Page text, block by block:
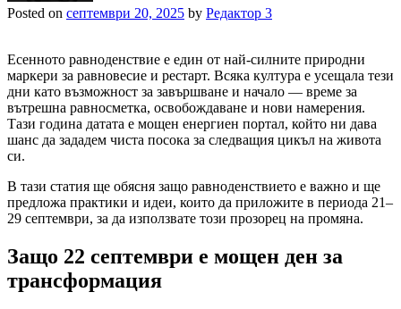
Posted on септември 20, 2025 by Редактор 3
Есенното равноденствие е един от най-силните природни
маркери за равновесие и рестарт. Всяка култура е усещала тези
дни като възможност за завършване и начало — време за
вътрешна равносметка, освобождаване и нови намерения.
Тази година датата е мощен енергиен портал, който ни дава
шанс да зададем чиста посока за следващия цикъл на живота
си.
В тази статия ще обясня защо равноденствието е важно и ще
предложа практики и идеи, които да приложите в периода 21–
29 септември, за да използвате този прозорец на промяна.
Защо 22 септември е мощен ден за
трансформация